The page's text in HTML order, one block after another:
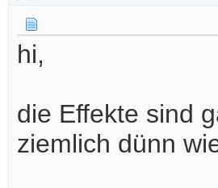
hi,
die Effekte sind
ziemlich dünn